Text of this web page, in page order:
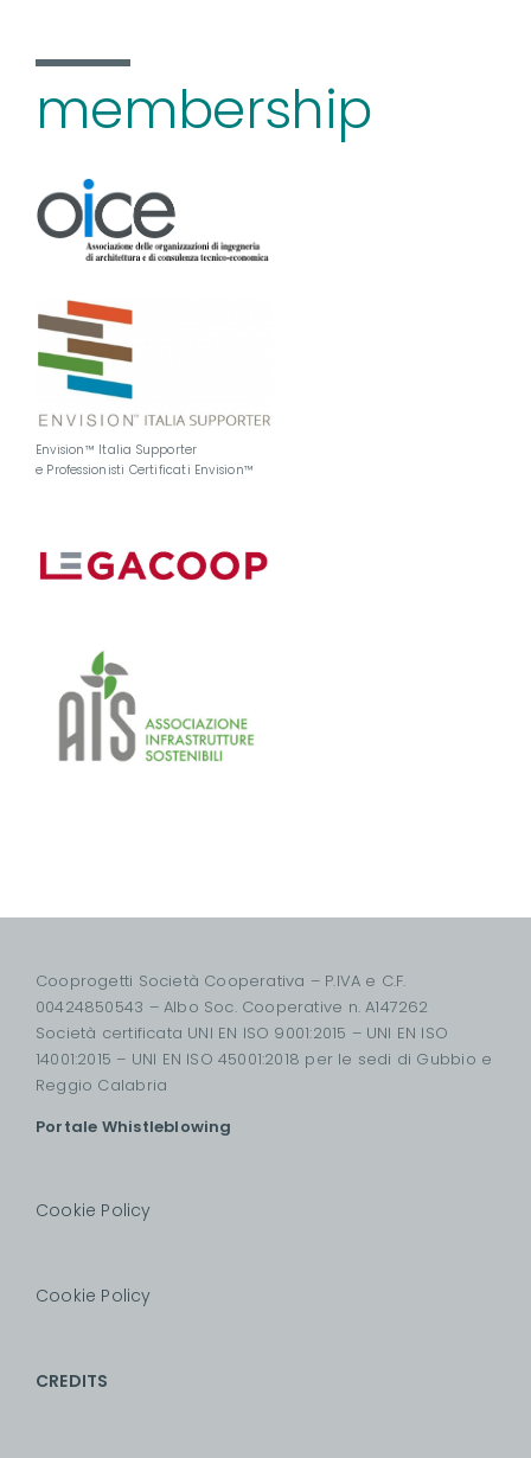
membership
Envision™ Italia Supporter
e Professionisti Certificati Envision™
Cooprogetti Società Cooperativa – P.IVA e C.F.
00424850543 – Albo Soc. Cooperative n. A147262
Società certificata UNI EN ISO 9001:2015 – UNI EN ISO
14001:2015 – UNI EN ISO 45001:2018 per le sedi di Gubbio e
Reggio Calabria
Portale Whistleblowing
Cookie Policy
Cookie Policy
CREDITS